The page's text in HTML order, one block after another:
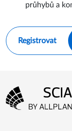
průhybů a
Registrovat
Menu v päte